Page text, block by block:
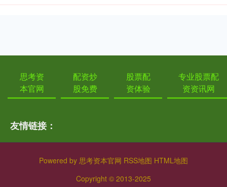
思考资
本官网
配资炒
股免费
股票配
资体验
专业股票配
资资讯网
友情链接：
Powered by 思考资本官网 RSS地图 HTML地图
Copyright © 2013-2025